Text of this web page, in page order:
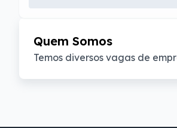
Quem Somos
Temos diversos vagas de